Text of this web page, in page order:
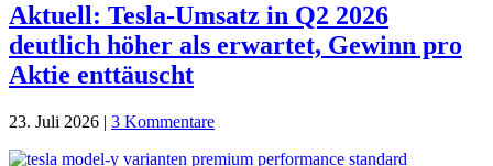
Aktuell: Tesla-Umsatz in Q2 2026
deutlich höher als erwartet, Gewinn pro
Aktie enttäuscht
23. Juli 2026 | 3 Kommentare